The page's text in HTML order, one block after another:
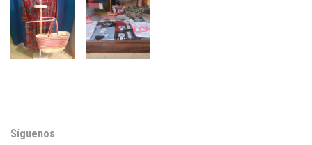
Síguenos